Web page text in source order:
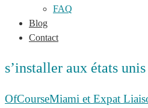
FAQ
Blog
Contact
s’installer aux états unis
OfCourseMiami et Expat